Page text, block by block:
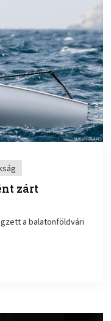
zárt
a balatonföldvári